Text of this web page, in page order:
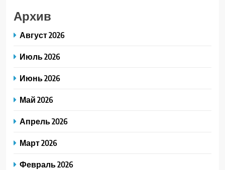
Архив
Август 2026
Июль 2026
Июнь 2026
Май 2026
Апрель 2026
Март 2026
Февраль 2026